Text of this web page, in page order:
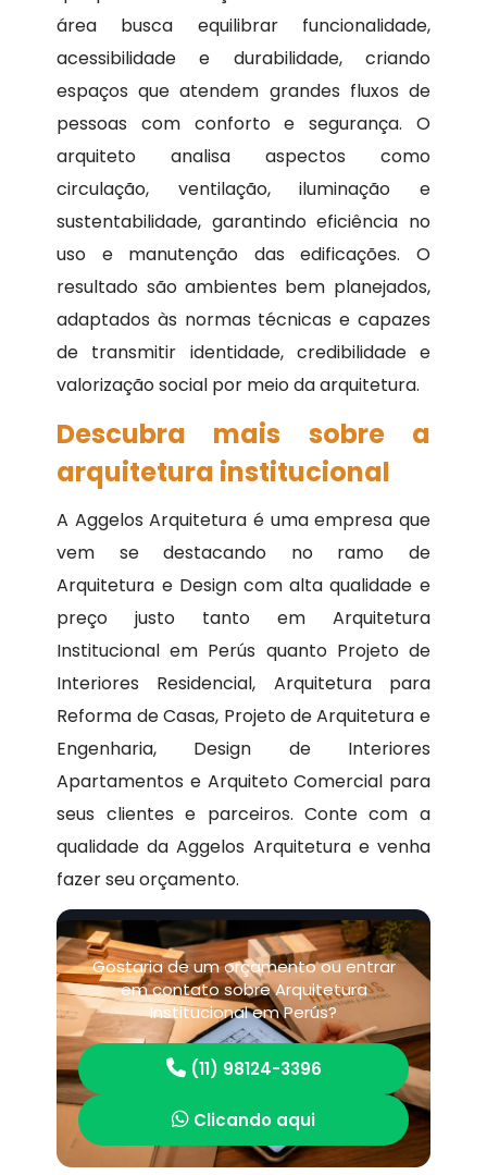
área busca equilibrar funcionalidade,
acessibilidade e durabilidade, criando
espaços que atendem grandes fluxos de
pessoas com conforto e segurança. O
arquiteto analisa aspectos como
circulação, ventilação, iluminação e
sustentabilidade, garantindo eficiência no
uso e manutenção das edificações. O
resultado são ambientes bem planejados,
adaptados às normas técnicas e capazes
de transmitir identidade, credibilidade e
valorização social por meio da arquitetura.
Descubra mais sobre a
arquitetura institucional
A Aggelos Arquitetura é uma empresa que
vem se destacando no ramo de
Arquitetura e Design com alta qualidade e
preço justo tanto em Arquitetura
Institucional em Perús quanto Projeto de
Interiores Residencial, Arquitetura para
Reforma de Casas, Projeto de Arquitetura e
Engenharia, Design de Interiores
Apartamentos e Arquiteto Comercial para
seus clientes e parceiros. Conte com a
qualidade da Aggelos Arquitetura e venha
fazer seu orçamento.
Gostaria de um orçamento ou entrar
em contato sobre Arquitetura
Institucional em Perús?
(11) 98124-3396
Clicando aqui